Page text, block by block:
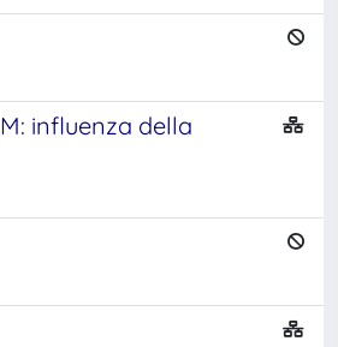
influenza della